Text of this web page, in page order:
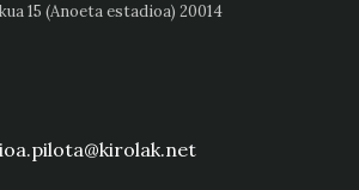
15 (Anoeta estadioa) 20014